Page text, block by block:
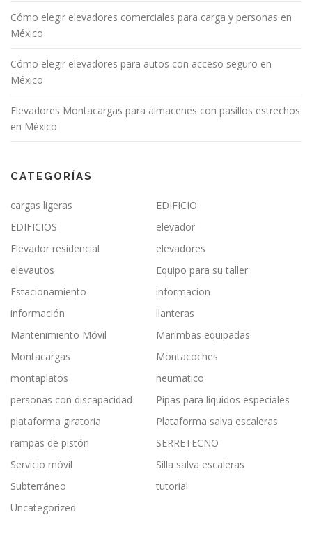
Cómo elegir elevadores comerciales para carga y personas en
México
Cómo elegir elevadores para autos con acceso seguro en
México
Elevadores Montacargas para almacenes con pasillos estrechos
en México
CATEGORÍAS
cargas ligeras
EDIFICIO
EDIFICIOS
elevador
Elevador residencial
elevadores
elevautos
Equipo para su taller
Estacionamiento
informacion
información
llanteras
Mantenimiento Móvil
Marimbas equipadas
Montacargas
Montacoches
montaplatos
neumatico
personas con discapacidad
Pipas para líquidos especiales
plataforma giratoria
Plataforma salva escaleras
rampas de pistón
SERRETECNO
Servicio móvil
Silla salva escaleras
Subterráneo
tutorial
Uncategorized